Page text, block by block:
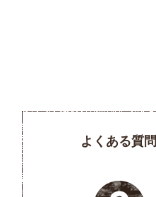
よくある質問